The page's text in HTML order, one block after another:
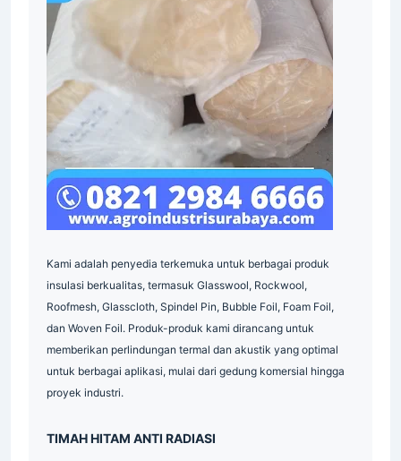
Material
Indonesia
Indonesia
Kami adalah penyedia terkemuka untuk berbagai produk
insulasi berkualitas, termasuk Glasswool, Rockwool,
Roofmesh, Glasscloth, Spindel Pin, Bubble Foil, Foam Foil,
dan Woven Foil. Produk-produk kami dirancang untuk
memberikan perlindungan termal dan akustik yang optimal
untuk berbagai aplikasi, mulai dari gedung komersial hingga
proyek industri.
TIMAH HITAM ANTI RADIASI